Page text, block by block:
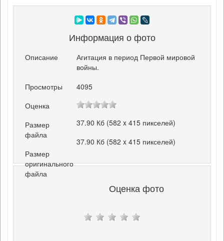
Информация о фото
Описание
Агитация в период Первой мировой
войны.
Просмотры
4095
Оценка
Размер
файла
37.90 Кб (582 x 415 пикселей)
Размер
оригинального
файла
37.90 Кб (582 x 415 пикселей)
Оценка фото